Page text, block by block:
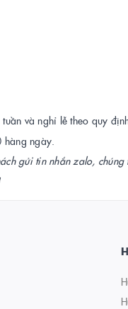
và nghỉ lễ theo quy
ngày.
gửi tin nhắn zalo,